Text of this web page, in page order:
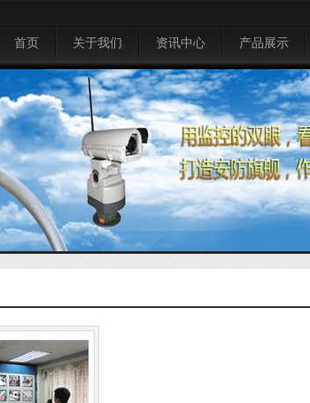
首页 关于我们
关于我们
组织机构
企业文化
资讯中心
公司新闻
行情评论
产品展示
电脑系列
安防监控系列
人相人脸识别抓拍系统
体温检测摄像系统
人流量统计系统
智能化大数据系统集成
拼接屏系统
车牌识别道闸系统
人行摆闸门禁系统
智能弱电综合布线系列
云南省军分区会议巡更监控系统
云南省高级人民法院巡更系统
云南省委办公楼通信系统
云南省委家属区巡检监控系统
西山分局治安监控覆盖人脸识别
官渡分局治安监控覆盖人脸识别
同元集团禄劝凤家古镇
润城龙瑞项目
俊发集团
世纪城购物中心宿舍楼
联系方式
在线留言